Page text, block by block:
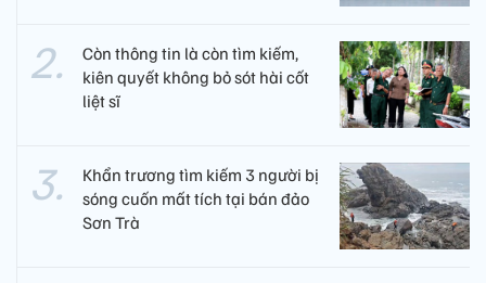
Còn thông tin là còn tìm kiếm,
kiên quyết không bỏ sót hài cốt
liệt sĩ
Khẩn trương tìm kiếm 3 người bị
sóng cuốn mất tích tại bán đảo
Sơn Trà